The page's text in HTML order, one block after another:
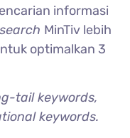
informasi
MinTiv lebih
optimalkan 3
tail keywords,
keywords.